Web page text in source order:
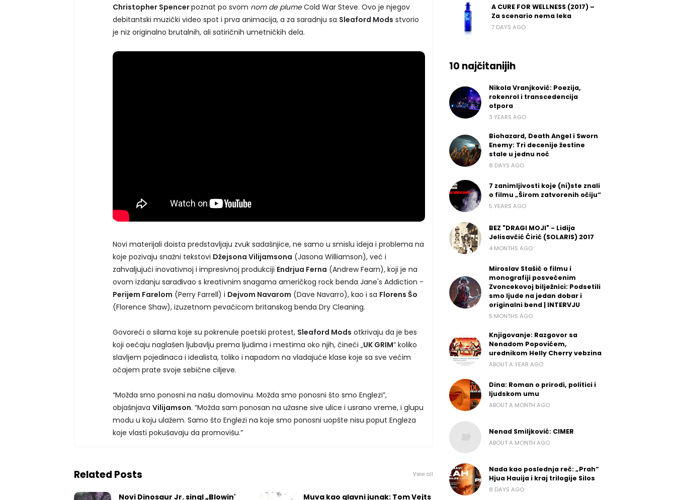
Christopher Spencerpoznat po svom nom de plumeCold War Steve. Ovo je njegov
debitantski muzički video spot i prva animacija, a za saradnju sa Sleaford Mods stvorio
je niz originalno brutalnih, ali satiričnih umetničkih dela.
Novi materijali doista predstavljaju zvuk sadašnjice, ne samo u smislu ideja i problema na
koje pozivaju snažni tekstovi Džejsona Vilijamsona (Jasona Williamson), već i
zahvaljujući inovativnoj i impresivnoj produkciji Endrjua Ferna (Andrew Fearn), koji je na
ovom izdanju sarađivao s kreativnim snagama američkog rock benda Jane's Addiction -
Perijem Farelom (Perry Farrell) i Dejvom Navarom (Dave Navarro), kao i sa Florens Šo
(Florence Shaw), izuzetnom pevačicom britanskog benda Dry Cleaning.
Govoreći o silama koje su pokrenule poetski protest, Sleaford Mods otkrivaju da je bes
koji oećaju naglašen ljubavlju prema ljudima i mestima oko njih, čineći „UK GRIM“ koliko
slavljem pojedinaca i idealista, toliko i napadom na vladajuće klase koje sa sve većim
očajem prate svoje sebične ciljeve.
“Možda smo ponosni na našu domovinu. Možda smo ponosni što smo Englezi”,
objašnjava Vilijamson. “Možda sam ponosan na užasne sive ulice i usrano vreme, i glupu
modu u koju ulažem. Samo što Englezi na koje smo ponosni uopšte nisu poput Engleza
koje vlasti pokušavaju da promovišu.”
Related Posts View all
Novi Dinosaur Jr. singl „Blowin' Muva kao glavni junak: Tom Vejts
A CURE FOR WELLNESS (2017) –
Za scenario nema leka
7 DAYS AGO
10 najčitanijih
Nikola Vranjković: Poezija,
rokenrol i transcedencija
otpora
3 YEARS AGO
Biohazard, Death Angel i Sworn
Enemy: Tri decenije žestine
stale u jednu noć
8 DAYS AGO
7 zanimljivosti koje (ni)ste znali
o filmu „Širom zatvorenih očiju“
5 YEARS AGO
BEZ "DRAGI MOJI" - Lidija
Jelisavčić Ćirić (SOLARIS) 2017
4 MONTHS AGO
Miroslav Stašić o filmu i
monografiji posvećenim
Zvoncekovoj bilježnici: Podsetili
smo ljude na jedan dobar i
originalni bend | INTERVJU
5 MONTHS AGO
Knjigovanje: Razgovor sa
Nenadom Popovićem,
urednikom Helly Cherry vebzina
ABOUT A YEAR AGO
Dina: Roman o prirodi, politici i
ljudskom umu
ABOUT A MONTH AGO
Nenad Smiljković: CIMER
ABOUT A MONTH AGO
Nada kao poslednja reč: „Prah“
Hjua Hauija i kraj trilogije Silos
8 DAYS AGO